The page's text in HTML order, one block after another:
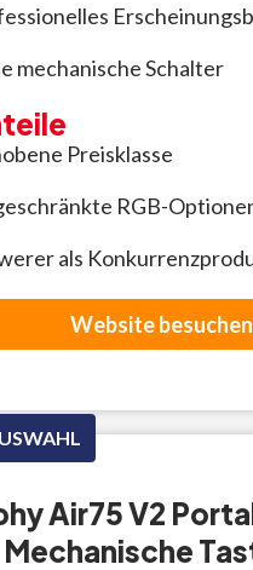
mechanische Schalter
Preisklasse
RGB-
als
Website besuchen
Air75 V2
Mechanische